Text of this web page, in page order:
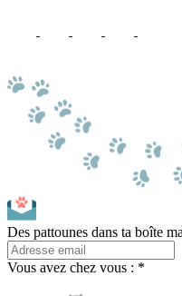
Des pattounes dans ta boîte
Vous avez chez vous : *